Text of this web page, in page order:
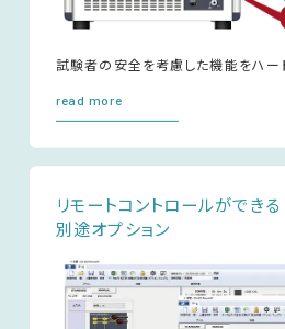
試験者の安全を考慮した機能をハー
read more
リモートコントロールができ
別途オプション